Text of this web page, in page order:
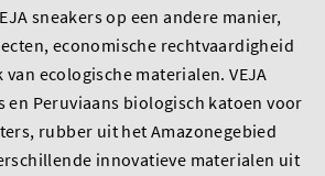
sneakers op een andere manier,
economische rechtvaardigheid
ecologische materialen. VEJA
en Peruviaans biologisch katoen voor
rubber uit het Amazonegebied
innovatieve materialen uit